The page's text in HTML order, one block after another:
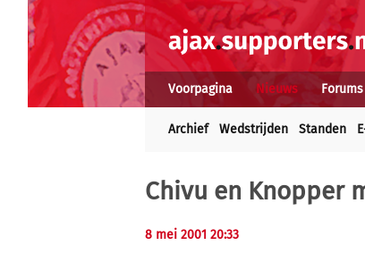
Voorpagina Nieuws Forums
Archief Wedstrijden Standen
Chivu en Knopper
8 mei 2001 20:33